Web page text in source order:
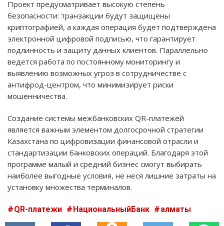
Проект предусматривает высокую степень
безопасности: транзакции будут защищены
криптографией, а каждая операция будет подтверждена
электронной цифровой подписью, что гарантирует
подлинность и защиту данных клиентов. Параллельно
ведется работа по постоянному мониторингу и
выявлению возможных угроз в сотрудничестве с
антифрод-центром, что минимизирует риски
мошенничества.
Создание системы межбанковских QR-платежей
является важным элементом долгосрочной стратегии
Казахстана по цифровизации финансовой отрасли и
стандартизации банковских операций. Благодаря этой
программе малый и средний бизнес смогут выбирать
наиболее выгодные условия, не неся лишние затраты на
установку множества терминалов.
QR-платежи НациональныйБанк алматы